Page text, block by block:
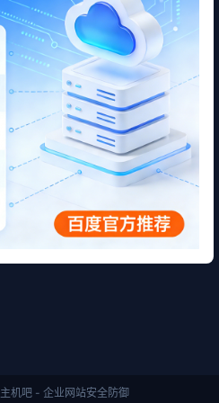
主机吧 - 企业网站安全防御